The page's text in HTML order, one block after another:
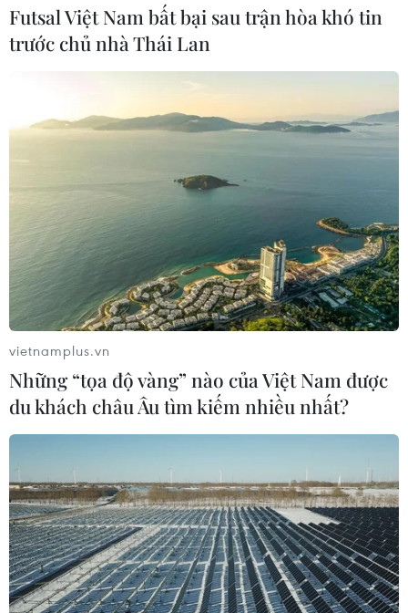
Theo dõi VietnamPlus
Thêm 1 ca mắc COVID-19, đã được cách ly
ngay khi nhập cảnh
24/07/2020 11:16
Bệnh nhân được cách ly tại tàu không lên đất liền ngay
sau khi nhập cảnh, đến ngày 06/07/2020 được đưa
vào tiếp tục cách ly tại khách sạn Vân Long, tỉnh Quảng
Futsal Việt Nam bất bại sau trận hòa khó tin
trước chủ nhà Thái Lan
vietnamplus.vn
Những “tọa độ vàng” nào của Việt Nam được
du khách châu Âu tìm kiếm nhiều nhất?